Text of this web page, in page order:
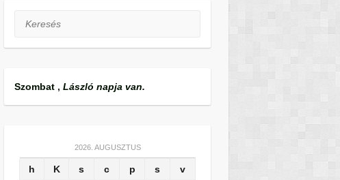
Keresés
Szombat , László napja van.
2026. AUGUSZTUS
h K s c p s v